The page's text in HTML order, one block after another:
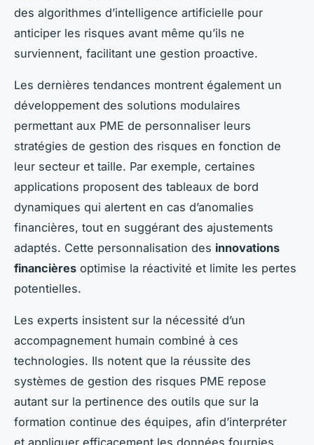
des algorithmes d’intelligence artificielle pour
anticiper les risques avant même qu’ils ne
surviennent, facilitant une gestion proactive.
Les dernières tendances montrent également un
développement des solutions modulaires
permettant aux PME de personnaliser leurs
stratégies de gestion des risques en fonction de
leur secteur et taille. Par exemple, certaines
applications proposent des tableaux de bord
dynamiques qui alertent en cas d’anomalies
financières, tout en suggérant des ajustements
adaptés. Cette personnalisation des innovations
financières optimise la réactivité et limite les pertes
potentielles.
Les experts insistent sur la nécessité d’un
accompagnement humain combiné à ces
technologies. Ils notent que la réussite des
systèmes de gestion des risques PME repose
autant sur la pertinence des outils que sur la
formation continue des équipes, afin d’interpréter
et appliquer efficacement les données fournies.